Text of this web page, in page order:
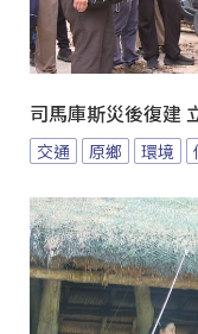
司馬庫斯災後復建
交通 原鄉 環境